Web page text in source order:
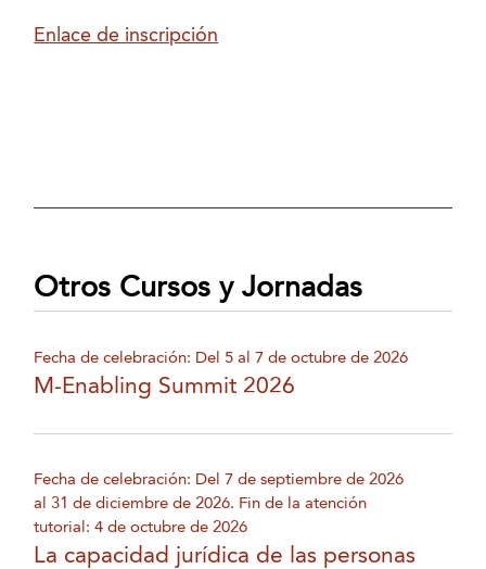
Enlace de inscripción
Otros Cursos y Jornadas
Fecha de celebración: Del 5 al 7 de octubre de 2026
M-Enabling Summit 2026
Fecha de celebración: Del 7 de septiembre de 2026
al 31 de diciembre de 2026. Fin de la atención
tutorial: 4 de octubre de 2026
La capacidad jurídica de las personas